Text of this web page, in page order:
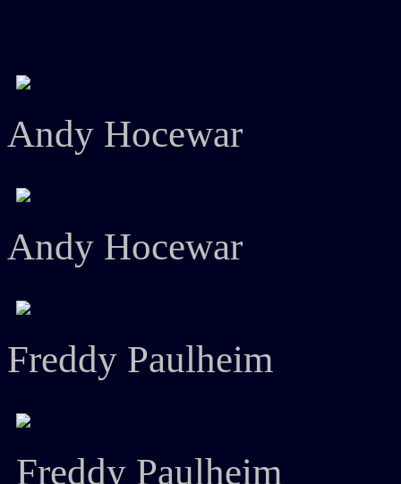
Andy Hocewar
Andy Hocewar
Freddy Paulheim
Freddy Paulheim